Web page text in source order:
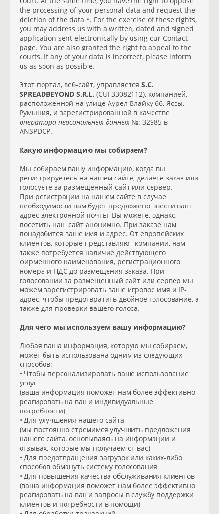
the processing of your personal data and request the
deletion of the data *. For the exercise of these rights,
you may address us with a written, dated and signed
application sent electronically by using our Contact
page. You are also granted the right to appeal to the
courts. If any of your data is incorrect, please inform
us as soon as possible.
Этот портал, веб-сайт, управляется S.C.
SPREADBEYOND S.R.L. (CUI 33082112), компанией,
расположенной на улице Аурел Влайку 66, Яссы,
Румыния, и зарегистрированной в качестве
оператора персональных данных №: 32985 в
ANSPDCP.
Какую информацию мы собираем?
Мы собираем вашу информацию, когда вы
регистрируетесь на нашем сайте, делаете заказ или
голосуете за размещенный сайт или сервер.
При регистрации на нашем сайте в случае
необходимости вам будет предложено ввести ваш
адрес электронной почты. Вы можете, однако,
посетить наш сайт анонимно. При заказе нам
понадобится ваше имя и адрес. От европейских
клиентов, которые представляют компании, нам
также потребуется наличие действующего
фирменного наименования, регистрационного
номера и НДС до размещения заказа. При
голосовании за размещенный сайт или сервер мы
можем зарегистрировать ваше игровое имя и IP-
адрес, чтобы предотвратить двойное голосование, а
также для проверки вашего голоса.
Для чего мы используем вашу информацию?
Любая ваша информация, которую мы собираем,
может быть использована одним из следующих
способов:
• Чтобы персонализировать ваше использование
услуг
(ваша информация поможет нам более эффективно
реагировать на ваши индивидуальные
потребности)
• Для улучшения нашего сайта
(мы постоянно стремимся улучшить предложения
нашего сайта, основываясь на информации и
отзывах, которые мы получаем от вас)
• Для предотвращения загрузок или каких-либо
способов обмануть систему голосования
• Для повышения качества обслуживания клиентов
(ваша информация поможет нам более эффективно
реагировать на ваши запросы в службу поддержки
клиентов и потребности в помощи)